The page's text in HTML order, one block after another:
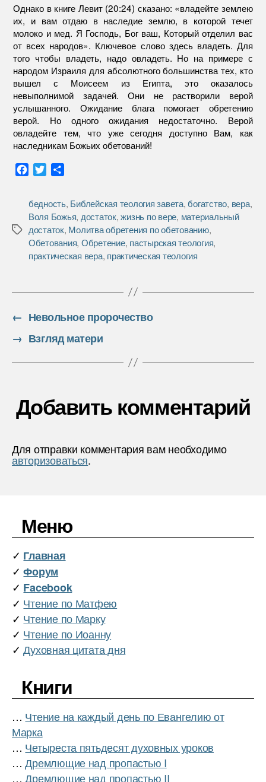
Однако в книге Левит (20:24) сказано: «владейте землею
их, и вам отдаю в наследие землю, в которой течет
молоко и мед. Я Господь, Бог ваш, Который отделил вас
от всех народов». Ключевое слово здесь владеть. Для
того чтобы владеть, надо овладеть. Но на примере с
народом Израиля для абсолютного большинства тех, кто
вышел с Моисеем из Египта, это оказалось
невыполнимой задачей. Они не растворили верой
услышанного. Ожидание блага помогает обретению
верой. Но одного ожидания недостаточно. Верой
овладейте тем, что уже сегодня доступно Вам, как
наследникам Божьих обетований!
F
e
b
o
o
k
T
t
t
e
r
р
а
в
и
т
Метки
бедность, Библейская теология завета, богатство, вера,
Воля Божья, достаток,жизнь по вере, материальный
достаток, Молитва обретения по обетованию,
Обетования, Обретение, пастырская теология,
практическая вера, практическая теология
← Невольное пророчество
→ Взгляд матери
Добавить комментарий
Для отправки комментария вам необходимо
авторизоваться.
Меню
✓ Главная
✓Форум
✓ Facebook
✓ Чтение по Матфею
✓ Чтение по Марку
✓ Чтение по Иоанну
✓Духовная цитата дня
Книги
… Чтение на каждый день по Евангелию от
Марка
… Четыреста пятьдесят духовных уроков
…Дремлющие над пропастью I
…Дремлющие над пропастью II